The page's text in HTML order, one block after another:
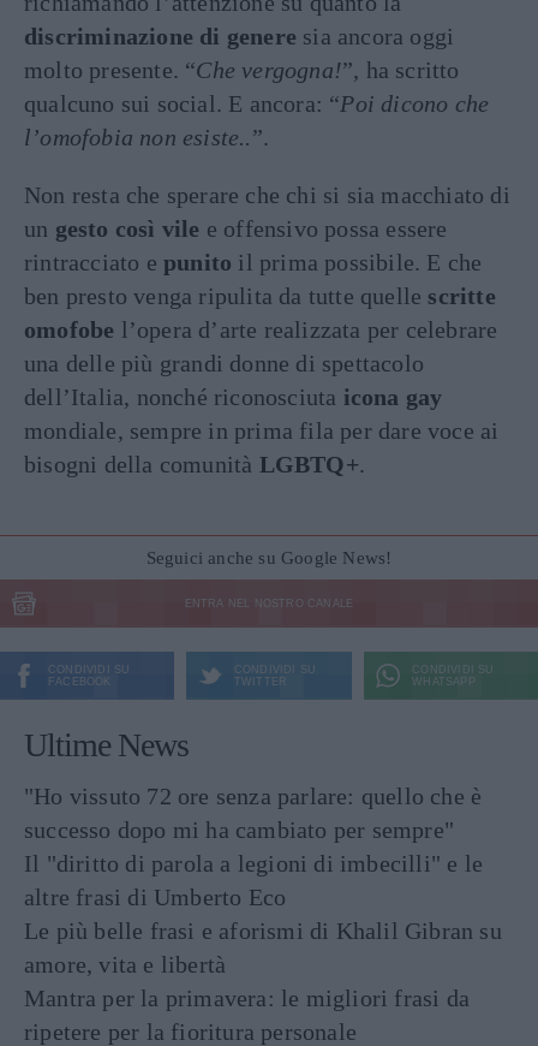
discriminazione di genere sia ancora oggi
molto presente. “Che vergogna!”, ha scritto
qualcuno sui social. E ancora: “Poi dicono che
l’omofobia non esiste..”.
Non resta che sperare che chi si sia macchiato di
un gesto così vile e offensivo possa essere
rintracciato e punito il prima possibile. E che
ben presto venga ripulita da tutte quelle scritte
omofobe l’opera d’arte realizzata per celebrare
una delle più grandi donne di spettacolo
dell’Italia, nonché riconosciuta icona gay
mondiale, sempre in prima fila per dare voce ai
bisogni della comunità LGBTQ+.
Seguici anche su Google News!
ENTRA NEL NOSTRO CANALE
CONDIVIDI SU
FACEBOOK
CONDIVIDI SU
TWITTER
CONDIVIDI SU
WHATSAPP
Ultime News
"Ho vissuto 72 ore senza parlare: quello che è
successo dopo mi ha cambiato per sempre"
Il "diritto di parola a legioni di imbecilli" e le
altre frasi di Umberto Eco
Le più belle frasi e aforismi di Khalil Gibran su
amore, vita e libertà
Mantra per la primavera: le migliori frasi da
ripetere per la fioritura personale